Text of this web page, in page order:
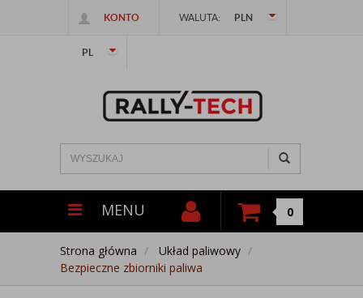
KONTO WALUTA: PLN
PL
MENU 0
Strona główna
Układ paliwowy
Bezpieczne zbiorniki paliwa